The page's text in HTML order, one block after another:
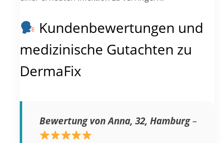
Kundenbewertungen und
medizinische Gutachten zu
DermaFix
Bewertung von Anna, 32, Hamburg–